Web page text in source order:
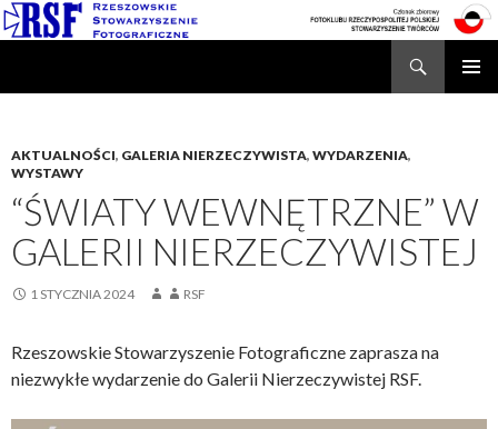
AKTUALNOŚCI, GALERIA NIERZECZYWISTA, WYDARZENIA,
WYSTAWY
“ŚWIATY WEWNĘTRZNE” W
GALERII NIERZECZYWISTEJ
1 STYCZNIA 2024 RSF
Rzeszowskie Stowarzyszenie Fotograficzne zaprasza na
niezwykłe wydarzenie do Galerii Nierzeczywistej RSF.